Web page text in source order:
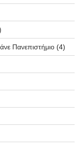
Πανεπιστήμιο (4)